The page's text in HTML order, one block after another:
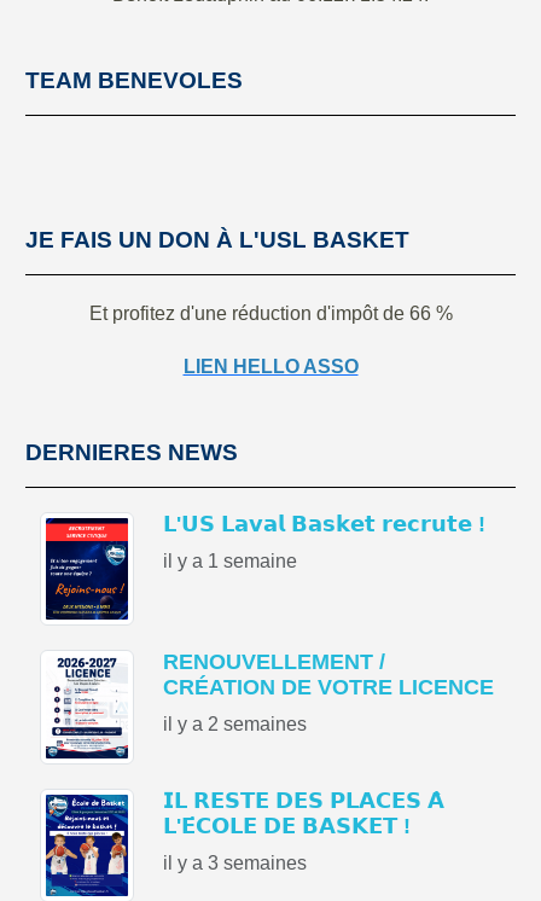
TEAM BENEVOLES
JE FAIS UN DON À L'USL BASKET
Et profitez d'une réduction d'impôt de 66 %
LIEN HELLO ASSO
DERNIERES NEWS
𝗟'𝗨𝗦 𝗟𝗮𝘃𝗮𝗹 𝗕𝗮𝘀𝗸𝗲𝘁 𝗿𝗲𝗰𝗿𝘂𝘁𝗲 !
il y a 1 semaine
RENOUVELLEMENT /
CRÉATION DE VOTRE LICENCE
il y a 2 semaines
𝗜𝗟 𝗥𝗘𝗦𝗧𝗘 𝗗𝗘𝗦 𝗣𝗟𝗔𝗖𝗘𝗦 𝗔̀
𝗟'𝗘́𝗖𝗢𝗟𝗘 𝗗𝗘 𝗕𝗔𝗦𝗞𝗘𝗧 !
il y a 3 semaines